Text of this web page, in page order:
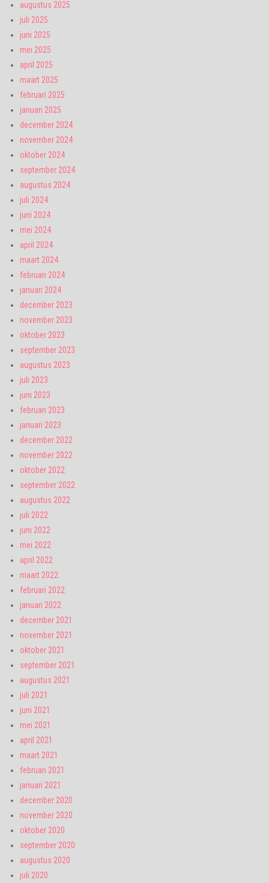
augustus 2025
juli 2025
juni 2025
mei 2025
april 2025
maart 2025
februari 2025
januari 2025
december 2024
november 2024
oktober 2024
september 2024
augustus 2024
juli 2024
juni 2024
mei 2024
april 2024
maart 2024
februari 2024
januari 2024
december 2023
november 2023
oktober 2023
september 2023
augustus 2023
juli 2023
juni 2023
februari 2023
januari 2023
december 2022
november 2022
oktober 2022
september 2022
augustus 2022
juli 2022
juni 2022
mei 2022
april 2022
maart 2022
februari 2022
januari 2022
december 2021
november 2021
oktober 2021
september 2021
augustus 2021
juli 2021
juni 2021
mei 2021
april 2021
maart 2021
februari 2021
januari 2021
december 2020
november 2020
oktober 2020
september 2020
augustus 2020
juli 2020